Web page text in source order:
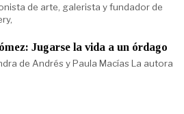
de arte, galerista y fundador de
Jugarse la vida a un órdago
de Andrés y Paula Macías La autora